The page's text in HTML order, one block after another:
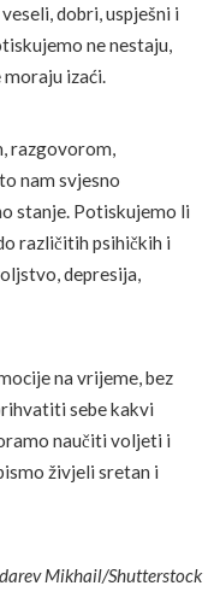
dobri, uspješni i
ne nestaju,
moraju izaći.
razgovorom,
nam svjesno
stanje. Potiskujemo li
različitih psihičkih i
depresija,
na vrijeme, bez
sebe kakvi
naučiti voljeti i
živjeli sretan i
Mikhail/Shutterstock